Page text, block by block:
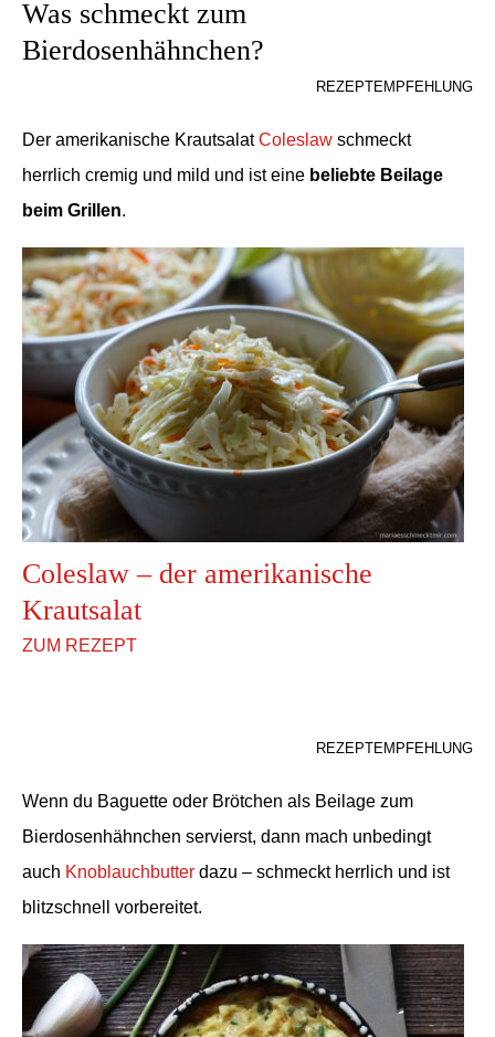
Was schmeckt zum
Bierdosenhähnchen?​
REZEPTEMPFEHLUNG
Der amerikanische KrautsalatColeslaw schmeckt
herrlich cremig und mild und ist eine beliebte Beilage
beim Grillen.
Coleslaw – der amerikanische
Krautsalat
ZUM REZEPT
REZEPTEMPFEHLUNG
Wenn du Baguette oder Brötchen als Beilage zum
Bierdosenhähnchen servierst, dann mach unbedingt
auch Knoblauchbutter dazu – schmeckt herrlich und ist
blitzschnell vorbereitet.